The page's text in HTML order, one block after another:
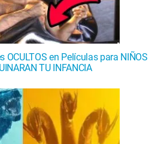
OCULTOS en Películas para NIÑOS
TU INFANCIA